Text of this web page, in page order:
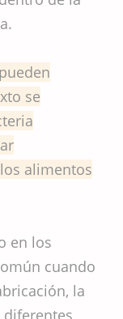
se
alimentos
en los
cuando
la